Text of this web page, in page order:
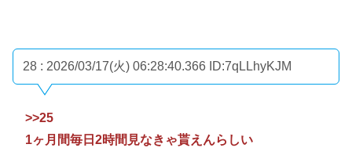
28 : 2026/03/17(火) 06:28:40.366 ID:7qLLhyKJM
>>25
1ヶ月間毎日2時間見なきゃ貰えんらしい